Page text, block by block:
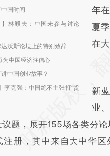
中国时间
】林毅夫：中国未参与讨论
沃斯论坛上的特别致辞
为中国经济注信心
中国创业故事？
李克强：中国绝不主张打“货
年
夏
在大
9
新
业
议题，展开155场各类分
注册，其中来自大中华